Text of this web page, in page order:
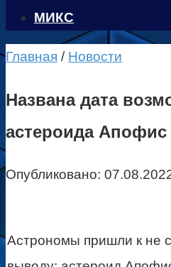
МИКС
Главная / Новости
Названа дата
астероида
Опубликовано:
Астрономы пришли к не